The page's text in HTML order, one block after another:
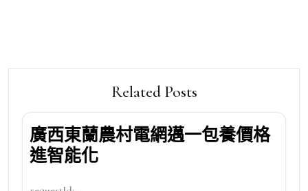
Related Posts
廣西東蘭農村電網邁一包養價格
進智能化